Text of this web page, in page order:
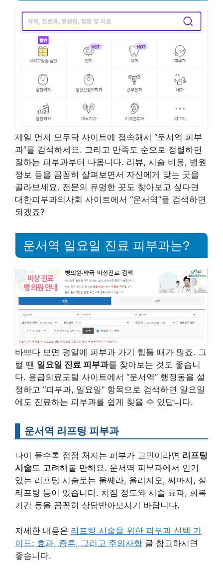
제일 먼저 모두닥 사이트에 접속해서 “운서역 피부
과”를 검색하세요. 그리고 만족도 순으로 정렬하면
잘하는 피부과부터 나옵니다. 리뷰, 시술 비용, 병원
정보 등을 꼼꼼히 살펴보면서 자신에게 맞는 곳을
골라보세요. 전문의 유명한 곳도 찾아보고 싶다면
대한피부과의사회 사이트에서 “운서역”을 검색하면
되겠죠?
운서역 일요일 진료 피부과는?
바쁘다 보면 평일에 피부과 가기 힘들 때가 많죠. 그
럴 땐 일요일 진료 피부과를 찾아보는 것도 좋습니
다. 응급의료포털 사이트에서 “운서역” 행정동을 설
정하고 “피부과, 일요일” 항목으로 검색하면 일요일
에도 진료하는 피부과를 쉽게 찾을 수 있답니다.
운서역 리프팅 피부과
나이 들수록 점점 처지는 피부가 고민이라면 리프팅
시술도 고려해볼 만해요. 운서역 피부과에서 인기
있는 리프팅 시술로는 울쎄라, 올리지오, 써마지, 실
리프팅 등이 있습니다. 처짐 정도와 시술 효과, 회복
기간 등을 꼼꼼히 상담받아보시기 바랍니다.
자세한 내용은 리프팅 시술을 위한 피부과 선택 가
이드: 효과, 종류, 그리고 주의사항 글 참고하시면
좋습니다.